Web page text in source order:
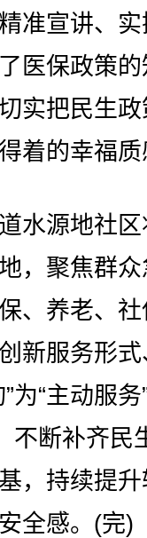
准宣讲、
医保政策
实把民生
着的幸福
源地社区
，聚焦群
、养老、
新服务形
为“主动服务
不断补齐民
，持续提
全感。(完)